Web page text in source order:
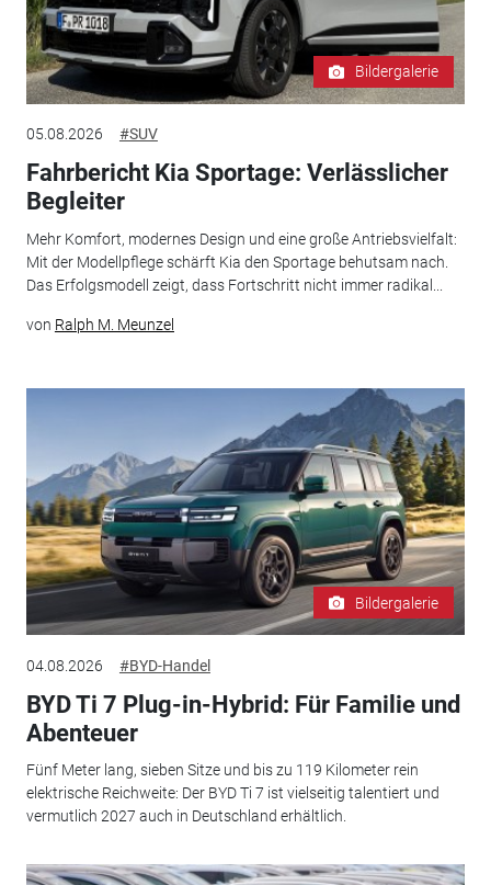
Bildergalerie
05.08.2026 #SUV
Fahrbericht Kia Sportage: Verlässlicher
Begleiter
Mehr Komfort, modernes Design und eine große Antriebsvielfalt:
Mit der Modellpflege schärft Kia den Sportage behutsam nach.
Das Erfolgsmodell zeigt, dass Fortschritt nicht immer radikal...
von Ralph M. Meunzel
Bildergalerie
04.08.2026 #BYD-Handel
BYD Ti 7 Plug-in-Hybrid: Für Familie und
Abenteuer
Fünf Meter lang, sieben Sitze und bis zu 119 Kilometer rein
elektrische Reichweite: Der BYD Ti 7 ist vielseitig talentiert und
vermutlich 2027 auch in Deutschland erhältlich.